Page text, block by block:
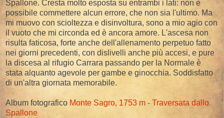
Spallone. Cresta molto esposta su entrambi i lati: non è
possibile commettere alcun errore, che non sia l'ultimo. Ma
mi muovo con scioltezza e disinvoltura, sono a mio agio con
il vuoto che mi circonda ed è ancora amore. L'ascesa non
risulta faticosa, forte anche dell'allenamento perpetuo fatto
nei giorni precedenti, con dislivelli anche più accesi, e pure
la discesa al rifugio Carrara passando per la Normale è
stata alquanto agevole per gambe e ginocchia. Soddisfatto
di un'altra giornata memorabile.
Album fotografico Monte Sagro, 1753 m - Traversata dallo
Spallone